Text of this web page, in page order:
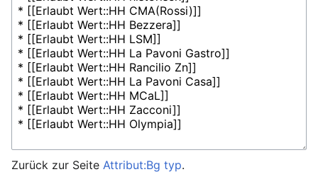
Zurück zur Seite Attribut:Bg typ.